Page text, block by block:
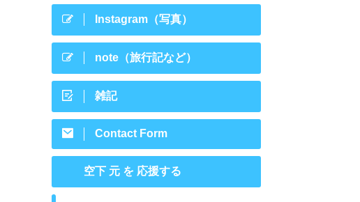
Instagram（写真）
note（旅行記など）
雑記
Contact Form
空下 元 を 応援する